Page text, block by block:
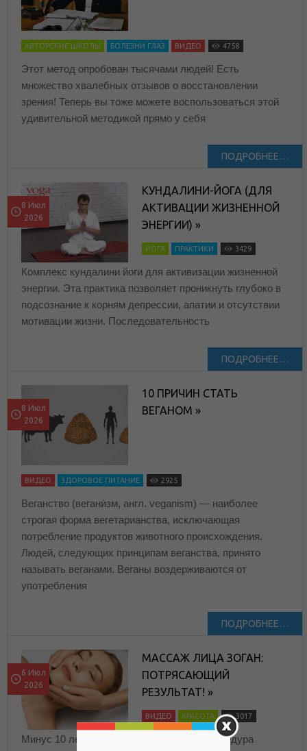
АВТОРСКИЕ ШКОЛЫ БОЛЕЗНИ ГЛАЗ ВИДЕО 4758
Этот метод опробован тысячами людей! Есть
множество хвалебных отзывов о восстановлении
зрения! Теперь вы тоже можете воспользоваться этой
удивительной методикой прямо у себя
ПОДРОБНЕЕ…
8 Июл
2026
КУНДАЛИНИ-ЙОГА (ДЛЯ
АКТИВАЦИИ ЖИЗНЕННОЙ
ЭНЕРГИИ) »
ЙОГА ПРАКТИКИ 3429
Комплекс кундалини йоги для активизации жизненной
энергии. Эта практика позволяет проникнуть глубоко в
подсознание к корням депрессии, апатии и отсутствии
мотивации жизни. Последовательность
ПОДРОБНЕЕ…
8 Июл
2026
10 ПРИЧИН СТАТЬ
ВЕГАНОМ »
ВИДЕО ЗДОРОВОЕ ПИТАНИЕ 2925
Веганство (вегани́зм, англ. veganism) — наиболее
строгая форма вегетарианства, исключающая
потребление продуктов животного происхождения.
Людей, следующих принципам веганства, принято
называть веганами. Веганы воздерживаются от
употребления
ПОДРОБНЕЕ…
6 Июл
2026
МАССАЖ ЛИЦА ЗОГАН:
ПОТРЯСАЮЩИЙ
РЕЗУЛЬТАТ! »
ВИДЕО КРАСОТА 3017
Минус 10 лет вам гарантировано! Вся процедура